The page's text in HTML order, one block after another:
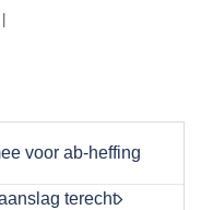
voor ab-heffing
terecht